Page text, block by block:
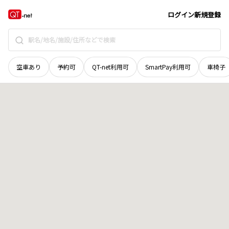
ログイン新規登録
空車あり 予約可 QT-net利用可 SmartPay利用可 車椅子
山口県